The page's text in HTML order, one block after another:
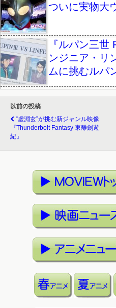
ついに実物大
『ルパン三世
ンジニア・リ
ムに挑むルパ
以前の投稿
“虚淵玄”が挑む新ジャンル映像
『Thunderbolt Fantasy 東離劍遊
紀』